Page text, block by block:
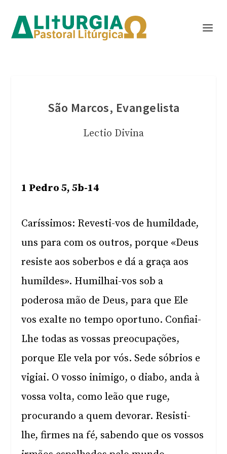
São Marcos, Evangelista
Lectio Divina
1 Pedro 5, 5b-14
Caríssimos: Revesti-vos de humildade,
uns para com os outros, porque «Deus
resiste aos soberbos e dá a graça aos
humildes». Humilhai-vos sob a
poderosa mão de Deus, para que Ele
vos exalte no tempo oportuno. Confiai-
Lhe todas as vossas preocupações,
porque Ele vela por vós. Sede sóbrios e
vigiai. O vosso inimigo, o diabo, anda à
vossa volta, como leão que ruge,
procurando a quem devorar. Resisti-
lhe, firmes na fé, sabendo que os vossos